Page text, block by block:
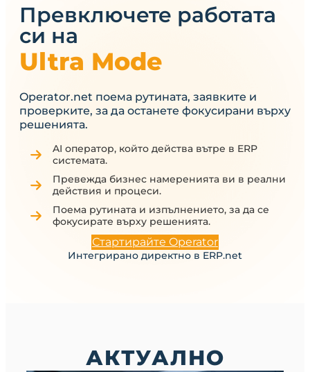
Превключете работата
си на
Ultra Mode
Operator.net поема рутината, заявките и
проверките, за да останете фокусирани върху
решенията.
AI оператор, който действа вътре в ERP
системата.
Превежда бизнес намеренията ви в реални
действия и процеси.
Поема рутината и изпълнението, за да се
фокусирате върху решенията.
Стартирайте Operator
Интегрирано директно в ERP.net
АКТУАЛНО